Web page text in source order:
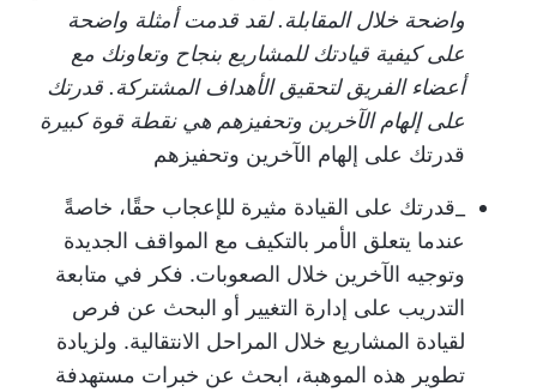
واضحة خلال المقابلة. لقد قدمت أمثلة واضحة
على كيفية قيادتك للمشاريع بنجاح وتعاونك مع
أعضاء الفريق لتحقيق الأهداف المشتركة. قدرتك
على إلهام الآخرين وتحفيزهم هي نقطة قوة كبيرة
قدرتك على إلهام الآخرين وتحفيزهم
_قدرتك على القيادة مثيرة للإعجاب حقًا، خاصةً
عندما يتعلق الأمر بالتكيف مع المواقف الجديدة
وتوجيه الآخرين خلال الصعوبات. فكر في متابعة
التدريب على إدارة التغيير أو البحث عن فرص
لقيادة المشاريع خلال المراحل الانتقالية. ولزيادة
تطوير هذه الموهبة، ابحث عن خبرات مستهدفة